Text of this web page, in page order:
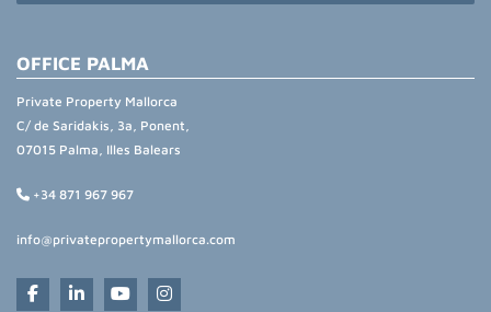
OFFICE PALMA
Private Property Mallorca
C/ de Saridakis, 3a, Ponent,
07015 Palma, Illes Balears
+34 871 967 967
info@privatepropertymallorca.com